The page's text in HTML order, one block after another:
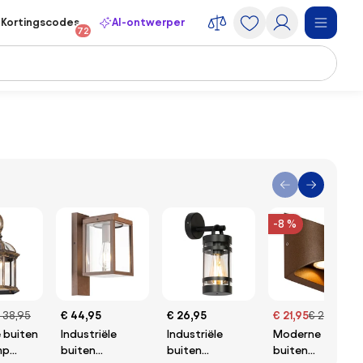
Kortingscodes
72
AI-ontwerper
38,95
buiten
€ 44,95
Industriële
buiten
€ 26,95
Industriële
buiten
-8 %
€ 21,95€ 23,95
Moderne
buiten